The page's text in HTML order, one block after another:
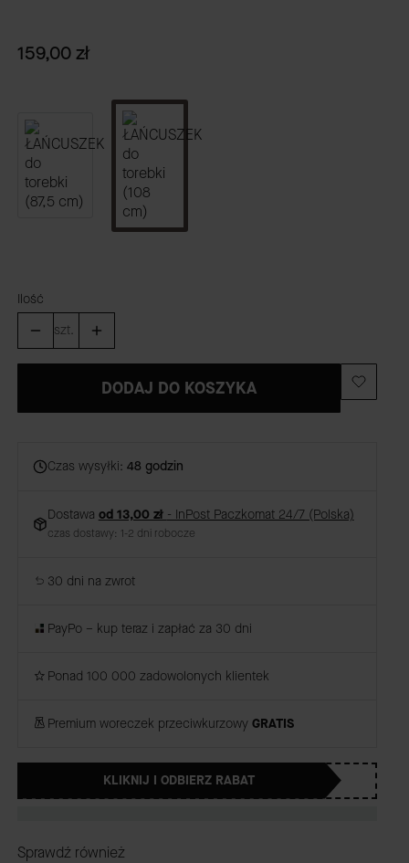
Cena
159,00 zł
Ilość
szt.
DODAJ DO KOSZYKA
Czas wysyłki: 48 godzin
Dostawa od 13,00 zł - InPost Paczkomat 24/7 (Polska)
czas dostawy: 1-2 dni robocze
30 dni na zwrot
PayPo – kup teraz i zapłać za 30 dni
Ponad 100 000 zadowolonych klientek
Premium woreczek przeciwkurzowy GRATIS
KLIKNIJ I ODBIERZ RABAT
Sprawdź również